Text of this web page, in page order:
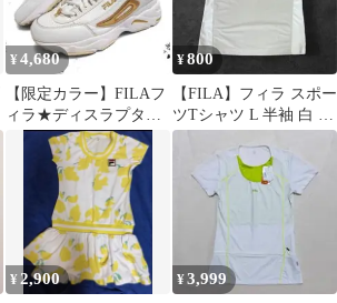
¥ 4,680
【限定カラー】FILAフ
ィラ★ディスラプター
IIホワイト＆ゴールド
刺繍24.5
¥800
【FILA】フィラ スポー
ツTシャツ L 半袖 白 メ
ッシュ 吸汗速乾
¥ 2,900 ¥3,999